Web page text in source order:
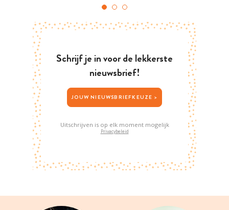
Schrijf je in voor de lekkerste
nieuwsbrief!
JOUW NIEUWSBRIEFKEUZE >
Uitschrijven is op elk moment mogelijk
Privacybeleid